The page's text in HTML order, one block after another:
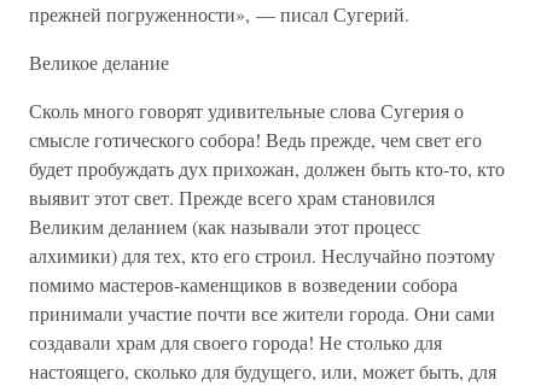
прежней погруженности», — писал Сугерий.
Великое делание
Сколь много говорят удивительные слова Сугерия о
смысле готического собора! Ведь прежде, чем свет его
будет пробуждать дух прихожан, должен быть кто-то, кто
выявит этот свет. Прежде всего храм становился
Великим деланием (как называли этот процесс
алхимики) для тех, кто его строил. Неслучайно поэтому
помимо мастеров-каменщиков в возведении собора
принимали участие почти все жители города. Они сами
создавали храм для своего города! Не столько для
настоящего, сколько для будущего, или, может быть, для